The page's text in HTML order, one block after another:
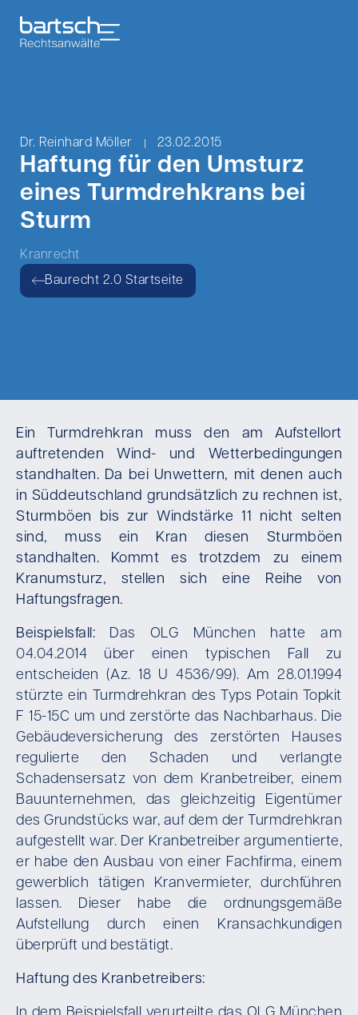
Dr. Reinhard Möller 23.02.2015
Haftung für den Umsturz
eines Turmdrehkrans bei
Sturm
Kranrecht
Baurecht 2.0 Startseite
Ein Turmdrehkran muss den am Aufstellort
auftretenden Wind- und Wetterbedingungen
standhalten. Da bei Unwettern, mit denen auch
in Süddeutschland grundsätzlich zu rechnen ist,
Sturmböen bis zur Windstärke 11 nicht selten
sind, muss ein Kran diesen Sturmböen
standhalten. Kommt es trotzdem zu einem
Kranumsturz, stellen sich eine Reihe von
Haftungsfragen.
Beispielsfall: Das OLG München hatte am
04.04.2014 über einen typischen Fall zu
entscheiden (Az. 18 U 4536/99). Am 28.01.1994
stürzte ein Turmdrehkran des Typs Potain Topkit
F 15-15C um und zerstörte das Nachbarhaus. Die
Gebäudeversicherung des zerstörten Hauses
regulierte den Schaden und verlangte
Schadensersatz von dem Kranbetreiber, einem
Bauunternehmen, das gleichzeitig Eigentümer
des Grundstücks war, auf dem der Turmdrehkran
aufgestellt war. Der Kranbetreiber argumentierte,
er habe den Ausbau von einer Fachfirma, einem
gewerblich tätigen Kranvermieter, durchführen
lassen. Dieser habe die ordnungsgemäße
Aufstellung durch einen Kransachkundigen
überprüft und bestätigt.
Haftung des Kranbetreibers: